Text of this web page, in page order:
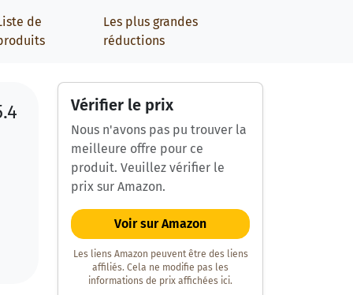
de
Les plus grandes
réductions
Vérifier le prix
Nous n'avons pas pu trouver la
meilleure offre pour ce
produit. Veuillez vérifier le
prix sur Amazon.
Voir sur Amazon
Les liens Amazon peuvent être des liens
affiliés. Cela ne modifie pas les
informations de prix affichées ici.